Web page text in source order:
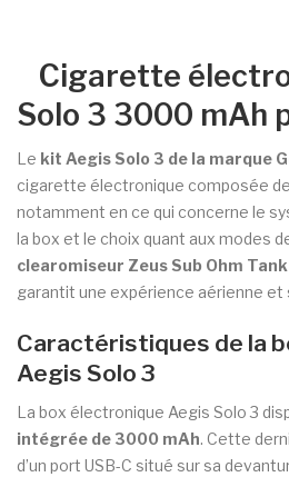
Cigarette
Solo 3 3000 mAh
Le kit Aegis Solo 3 de la marque
cigarette électronique composée
notamment en ce qui concerne le
la box et le choix quant aux modes
clearomiseur Zeus Sub Ohm
garantit une expérience aérienne et
Caractéristiques de la
Aegis Solo 3
La box électronique Aegis Solo 3
intégrée de 3000 mAh. Cette
d’un port USB-C situé sur sa